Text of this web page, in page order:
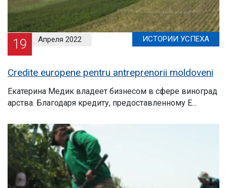
19 Апреля 2022 ИСТОРИИ УСПЕХА
Credite europene pentru antreprenorii moldoveni
Екатерина Медик владеет бизнесом в сфере виноград
арства. Благодаря кредиту, предоставленному Е...